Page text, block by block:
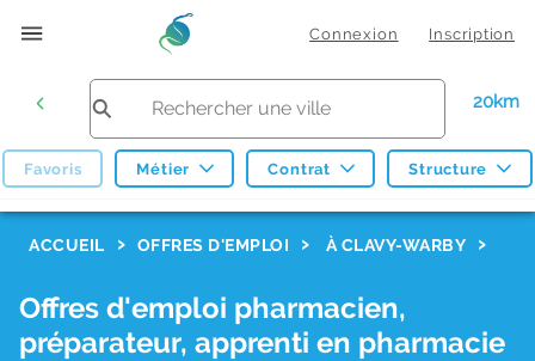
Connexion Inscription
20km
Favoris Métier Contrat Structure
ACCUEIL OFFRES D'EMPLOI À CLAVY-WARBY
Offres d'emploi pharmacien,
préparateur, apprenti en pharmacie